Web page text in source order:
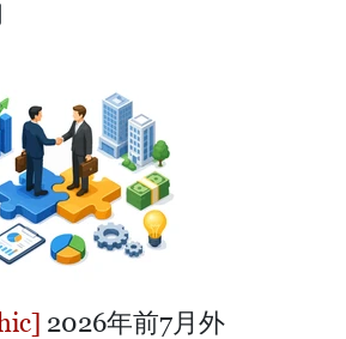
2026年前7月外